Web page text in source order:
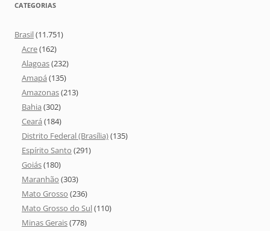
CATEGORIAS
Brasil(11.751)
Acre(162)
Alagoas(232)
Amapá (135)
Amazonas(213)
Bahia (302)
Ceará (184)
Distrito Federal (Brasília)(135)
Espírito Santo (291)
Goiás(180)
Maranhão (303)
Mato Grosso (236)
Mato Grosso do Sul(110)
Minas Gerais(778)